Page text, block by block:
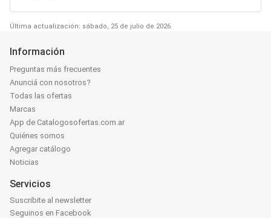
Última actualización: sábado, 25 de julio de 2026
Información
Preguntas más frecuentes
Anunciá con nosotros?
Todas las ofertas
Marcas
App de Catalogosofertas.com.ar
Quiénes somos
Agregar catálogo
Noticias
Servicios
Suscribite al newsletter
Seguinos en Facebook